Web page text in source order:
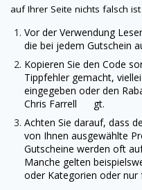
auf Ihrer Seite nichts falsch ist
Vor der Verwendung
die bei jedem Gutschein
Kopieren Sie den Code
Tippfehler gemacht,
eingegeben oder den
Chris Farrell gt.
Achten Sie darauf, dass
von Ihnen ausgewählte
Gutscheine werden oft
Manche gelten
oder Kategorien oder nur